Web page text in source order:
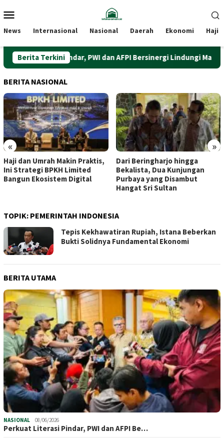
ke
Mobile
News Internasional Nasional Daerah Ekonomi Haji
Berita Terkini
Literasi Pindar, PWI dan AFPI Bersinergi Lindungi
BERITA NASIONAL
« »
Haji dan Umrah Makin Praktis,
Ini Strategi BPKH Limited
Bangun Ekosistem Digital
Dari Beringharjo hingga
Bekalista, Dua Kunjungan
Purbaya yang Disambut
Hangat Sri Sultan
TOPIK: PEMERINTAH INDONESIA
Tepis Kekhawatiran Rupiah, Istana Beberkan
Bukti Solidnya Fundamental Ekonomi
BERITA UTAMA
NASIONAL 08/06/2026
Perkuat Literasi Pindar, PWI dan AFPI Be…